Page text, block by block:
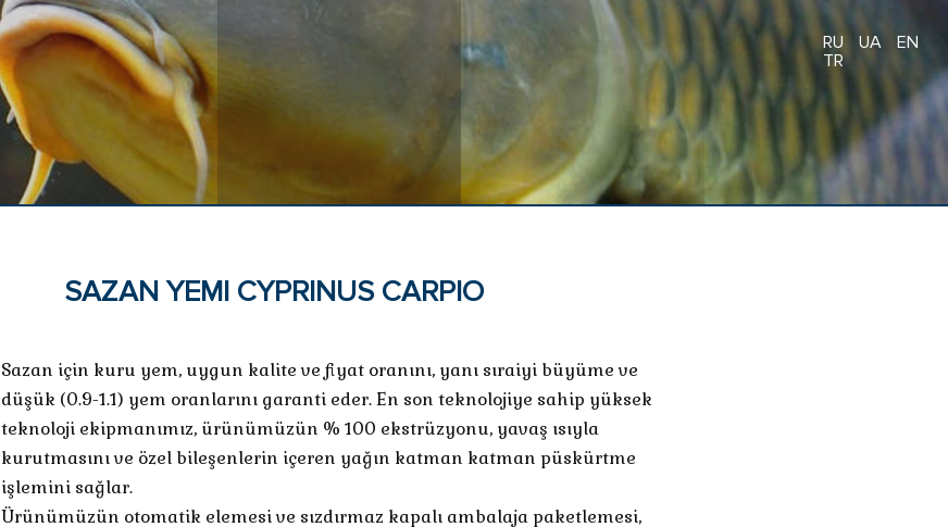
RU UA
EN
TR
SAZAN YEMI CYPRINUS CARPIO
Sazan için kuru yem, uygun kalite ve fiyat oranını, yanı sıraiyi büyüme ve
düşük (0.9-1.1) yem oranlarını garanti eder. En son teknolojiye sahip yüksek
teknoloji ekipmanımız, ürünümüzün % 100 ekstrüzyonu, yavaş ısıyla
kurutmasını ve özel bileşenlerin içeren yağın katman katman püskürtme
işlemini sağlar.
Ürünümüzün otomatik elemesi ve sızdırmaz kapalı ambalaja paketlemesi,